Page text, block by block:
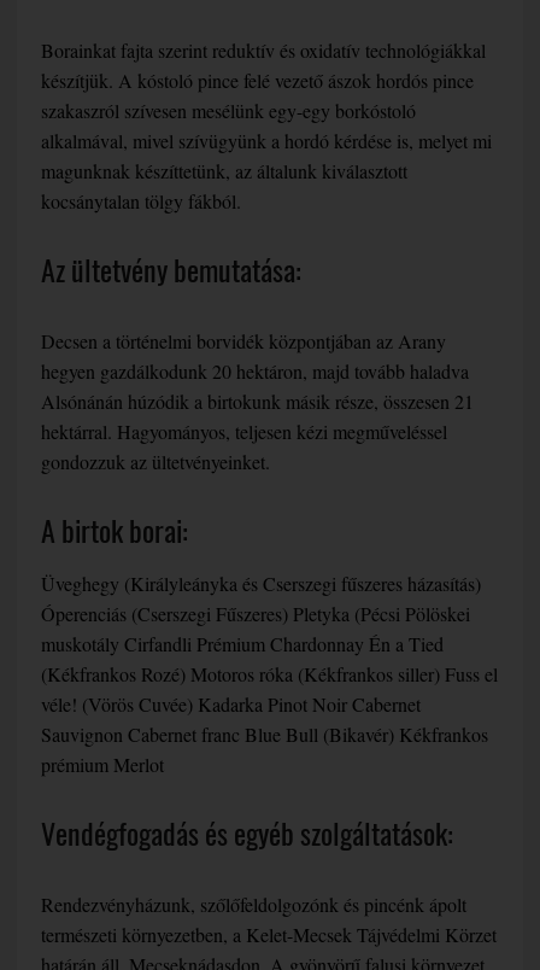
Borainkat fajta szerint reduktív és oxidatív technológiákkal
készítjük. A kóstoló pince felé vezető ászok hordós pince
szakaszról szívesen mesélünk egy-egy borkóstoló
alkalmával, mivel szívügyünk a hordó kérdése is, melyet mi
magunknak készíttetünk, az általunk kiválasztott
kocsánytalan tölgy fákból.
Az ültetvény bemutatása:
Decsen a történelmi borvidék központjában az Arany
hegyen gazdálkodunk 20 hektáron, majd tovább haladva
Alsónánán húzódik a birtokunk másik része, összesen 21
hektárral. Hagyományos, teljesen kézi megműveléssel
gondozzuk az ültetvényeinket.
A birtok borai:
Üveghegy (Királyleányka és Cserszegi fűszeres házasítás)
Óperenciás (Cserszegi Fűszeres) Pletyka (Pécsi Pölöskei
muskotály Cirfandli Prémium Chardonnay Én a Tied
(Kékfrankos Rozé) Motoros róka (Kékfrankos siller) Fuss el
véle! (Vörös Cuvée) Kadarka Pinot Noir Cabernet
Sauvignon Cabernet franc Blue Bull (Bikavér) Kékfrankos
prémium Merlot
Vendégfogadás és egyéb szolgáltatások:
Rendezvényházunk, szőlőfeldolgozónk és pincénk ápolt
természeti környezetben, a Kelet-Mecsek Tájvédelmi Körzet
határán áll, Mecseknádasdon. A gyönyörű falusi környezet